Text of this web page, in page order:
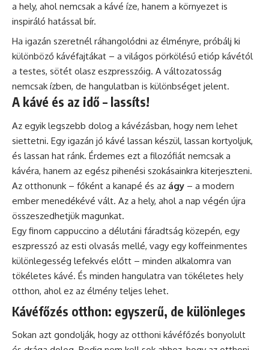
a hely, ahol nemcsak a kávé íze, hanem a környezet is
inspiráló hatással bír.
Ha igazán szeretnél ráhangolódni az élményre, próbálj ki
különböző kávéfajtákat – a világos pörkölésű etióp kávétól
a testes, sötét olasz eszpresszóig. A változatosság
nemcsak ízben, de hangulatban is különbséget jelent.
A kávé és az idő – lassíts!
Az egyik legszebb dolog a kávézásban, hogy nem lehet
siettetni. Egy igazán jó kávé lassan készül, lassan kortyoljuk,
és lassan hat ránk. Érdemes ezt a filozófiát nemcsak a
kávéra, hanem az egész pihenési szokásainkra kiterjeszteni.
Az otthonunk – főként a kanapé és az ágy – a modern
ember menedékévé vált. Az a hely, ahol a nap végén újra
összeszedhetjük magunkat.
Egy finom cappuccino a délutáni fáradtság közepén, egy
eszpresszó az esti olvasás mellé, vagy egy koffeinmentes
különlegesség lefekvés előtt – minden alkalomra van
tökéletes kávé. És minden hangulatra van tökéletes hely
otthon, ahol ez az élmény teljes lehet.
Kávéfőzés otthon: egyszerű, de különleges
Sokan azt gondolják, hogy az otthoni kávéfőzés bonyolult